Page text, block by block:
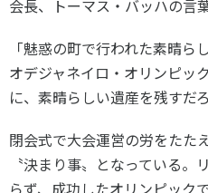
個人
ソー
社会
各教育機関との連携
スポーツ振興団体との連携
会長、トーマス・バッハの言
「魅惑の町で行われた素晴ら
オデジャネイロ・オリンピッ
に、素晴らしい遺産を残すだ
閉会式で大会運営の労をたた
〝決まり事〟となっている